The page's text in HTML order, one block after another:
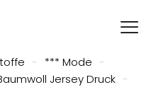
- *** Mode -
Jersey Druck -